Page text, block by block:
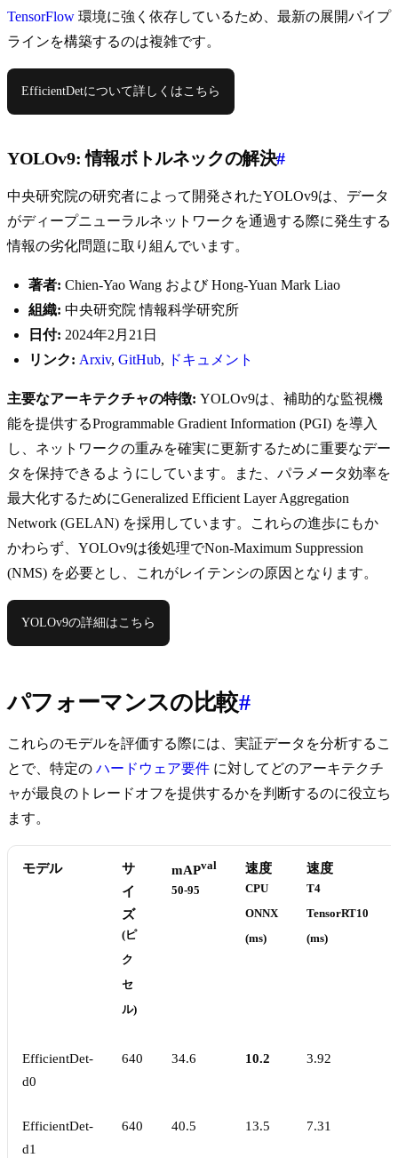
TensorFlow 環境に強く依存しているため、最新の展開パイプ
ラインを構築するのは複雑です。
EfficientDetについて詳しくはこちら
YOLOv9: 情報ボトルネックの解決#
中央研究院の研究者によって開発されたYOLOv9は、データ
がディープニューラルネットワークを通過する際に発生する
情報の劣化問題に取り組んでいます。
著者: Chien-Yao Wang および Hong-Yuan Mark Liao
組織: 中央研究院 情報科学研究所
日付: 2024年2月21日
リンク: Arxiv, GitHub, ドキュメント
主要なアーキテクチャの特徴: YOLOv9は、補助的な監視機
能を提供するProgrammable Gradient Information (PGI) を導入
し、ネットワークの重みを確実に更新するために重要なデー
タを保持できるようにしています。また、パラメータ効率を
最大化するためにGeneralized Efficient Layer Aggregation
Network (GELAN) を採用しています。これらの進歩にもか
かわらず、YOLOv9は後処理でNon-Maximum Suppression
(NMS) を必要とし、これがレイテンシの原因となります。
YOLOv9の詳細はこちら
パフォーマンスの比較#
これらのモデルを評価する際には、実証データを分析するこ
とで、特定の ハードウェア要件 に対してどのアーキテクチ
ャが最良のトレードオフを提供するかを判断するのに役立ち
ます。
モデル
サ
イ
ズ
(ピ
ク
セ
ル)
mAPval
50-95
速度
CPU
ONNX
(ms)
速度
T4
TensorRT10
(ms)
EfficientDet-
d0
640 34.6 10.2 3.92
EfficientDet-
d1
640 40.5 13.5 7.31